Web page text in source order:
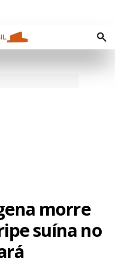
morre
suína no